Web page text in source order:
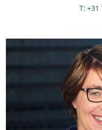
T: Bel
+31